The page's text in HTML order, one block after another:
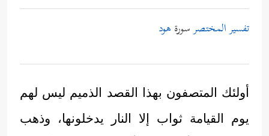
تفسير المختصرسورة هود
أولئك المتصفون بهذا القصد الذميم ليس لهم
يوم القيامة ثواب إلا النار يدخلونها، وذهب